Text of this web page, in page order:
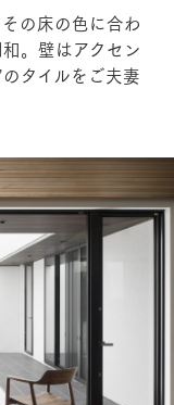
の床の色に合わ
。壁はアクセン
タイルをご夫妻